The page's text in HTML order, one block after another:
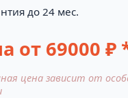
до 24 мес.
от 69000 ₽
цена зависит от